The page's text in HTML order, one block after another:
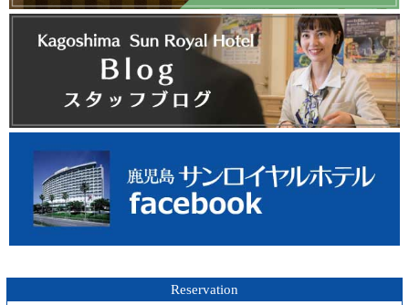
Reservation